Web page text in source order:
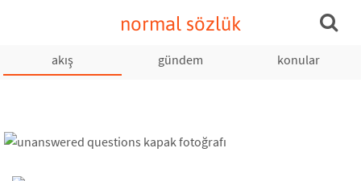
normal sözlük
akış gündem konular